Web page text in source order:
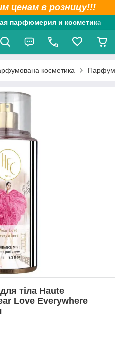
ценам в розницу!!!
парфюмерия и косметика
косметика
тіла Haute
Love Everywhere